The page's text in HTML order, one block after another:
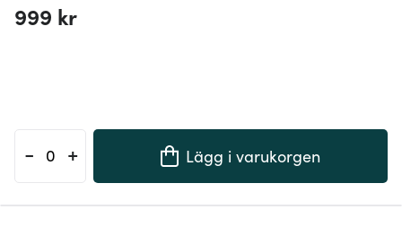
999 kr
- + Lägg i varukorgen